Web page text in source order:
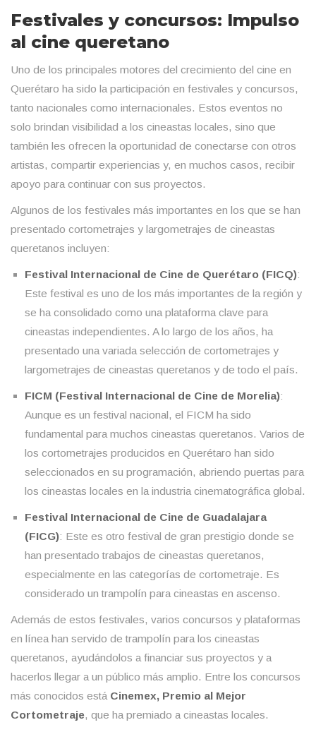
Festivales y concursos: Impulso
al cine queretano
Uno de los principales motores del crecimiento del cine en
Querétaro ha sido la participación en festivales y concursos,
tanto nacionales como internacionales. Estos eventos no
solo brindan visibilidad a los cineastas locales, sino que
también les ofrecen la oportunidad de conectarse con otros
artistas, compartir experiencias y, en muchos casos, recibir
apoyo para continuar con sus proyectos.
Algunos de los festivales más importantes en los que se han
presentado cortometrajes y largometrajes de cineastas
queretanos incluyen:
Festival Internacional de Cine de Querétaro (FICQ):
Este festival es uno de los más importantes de la región y
se ha consolidado como una plataforma clave para
cineastas independientes. A lo largo de los años, ha
presentado una variada selección de cortometrajes y
largometrajes de cineastas queretanos y de todo el país.
FICM (Festival Internacional de Cine de Morelia):
Aunque es un festival nacional, el FICM ha sido
fundamental para muchos cineastas queretanos. Varios de
los cortometrajes producidos en Querétaro han sido
seleccionados en su programación, abriendo puertas para
los cineastas locales en la industria cinematográfica global.
Festival Internacional de Cine de Guadalajara
(FICG): Este es otro festival de gran prestigio donde se
han presentado trabajos de cineastas queretanos,
especialmente en las categorías de cortometraje. Es
considerado un trampolín para cineastas en ascenso.
Además de estos festivales, varios concursos y plataformas
en línea han servido de trampolín para los cineastas
queretanos, ayudándolos a financiar sus proyectos y a
hacerlos llegar a un público más amplio. Entre los concursos
más conocidos está Cinemex, Premio al Mejor
Cortometraje, que ha premiado a cineastas locales.